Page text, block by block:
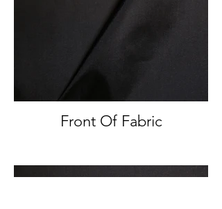
Front Of Fabric